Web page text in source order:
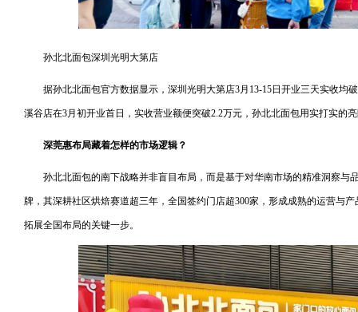
孙北北面包深圳光明大第店
据孙北北面包官方数据显示，深圳光明大第店3月13-15日开业三天实收均
溪谷店在3月初开业首日，实收营业额便突破2.2万元，孙北北面包用实打实的
深莞惠布局藏着怎样的市场逻辑？
孙北北面包的南下战略并非盲目布局，而是基于对华南市场的精准洞察与
牌，其深耕社区烘焙赛道超三年，全国签约门店超300家，形成成熟的运营与
拓展全国布局的关键一步。